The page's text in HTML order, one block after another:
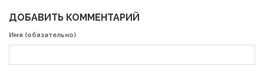
ДОБАВИТЬ КОММЕНТАРИЙ
Имя (обязательно)